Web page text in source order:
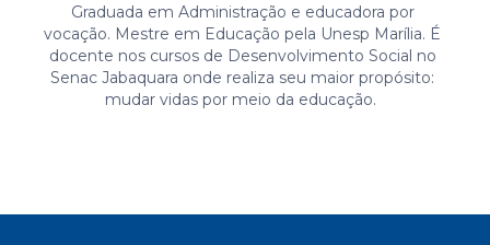
Graduada em Administração e educadora por
vocação. Mestre em Educação pela Unesp Marília. É
docente nos cursos de Desenvolvimento Social no
Senac Jabaquara onde realiza seu maior propósito:
mudar vidas por meio da educação.